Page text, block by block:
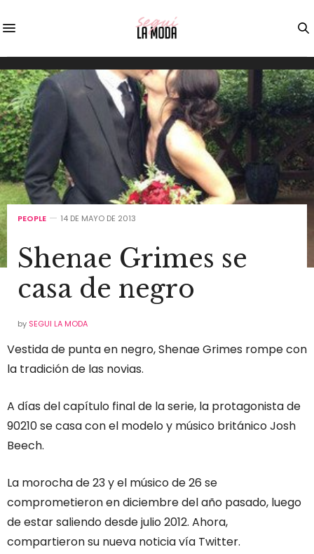
PEOPLE 14 DE MAYO DE 2013
Shenae Grimes se
casa de negro
by SEGUI LA MODA
Vestida de punta en negro, Shenae Grimes rompe con
la tradición de las novias.
A días del capítulo final de la serie, la protagonista de
90210 se casa con el modelo y músico británico Josh
Beech.
La morocha de 23 y el músico de 26 se
comprometieron en diciembre del año pasado, luego
de estar saliendo desde julio 2012. Ahora,
compartieron su nueva noticia vía Twitter.